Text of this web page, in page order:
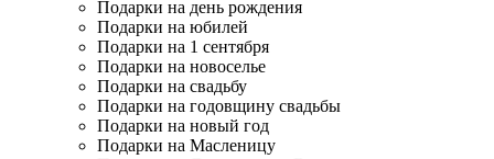
Подарки на день рождения
Подарки на юбилей
Подарки на 1 сентября
Подарки на новоселье
Подарки на свадьбу
Подарки на годовщину свадьбы
Подарки на новый год
Подарки на Масленицу